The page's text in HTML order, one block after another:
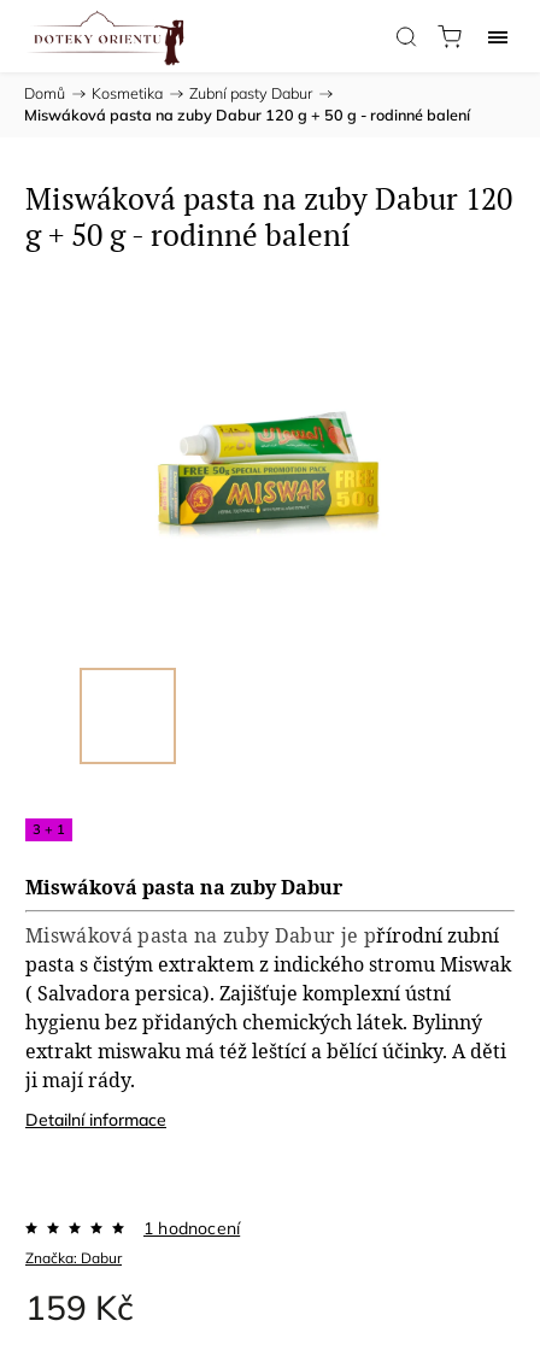
Domů / Kosmetika / Zubní pasty Dabur /
Miswáková pasta na zuby Dabur 120 g + 50 g - rodinné balení
Miswáková pasta na zuby Dabur 120
g + 50 g - rodinné balení
3 + 1
Miswáková pasta na zuby Dabur
Miswáková pasta na zuby Dabur je přírodní zubní
pasta s čistým extraktem z indického stromu Miswak
( Salvadora persica). Zajišťuje komplexní ústní
hygienu bez přidaných chemických látek. Bylinný
extrakt miswaku má též leštící a bělící účinky. A děti
ji mají rády.
Detailní informace
Značka: Dabur
1 hodnocení
159 Kč